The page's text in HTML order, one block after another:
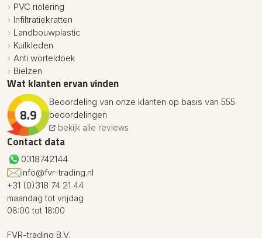
PVC riolering
Infiltratiekratten
Landbouwplastic
Kuilkleden
Anti worteldoek
Bielzen
Wat klanten ervan vinden
8.9
Beoordeling van onze klanten op basis van 555
beoordelingen
bekijk alle reviews
Contact data
0318742144
info@fvr-trading.nl
+31 (0)318 74 21 44
maandag tot vrijdag
08:00 tot 18:00
FVR-trading B.V.